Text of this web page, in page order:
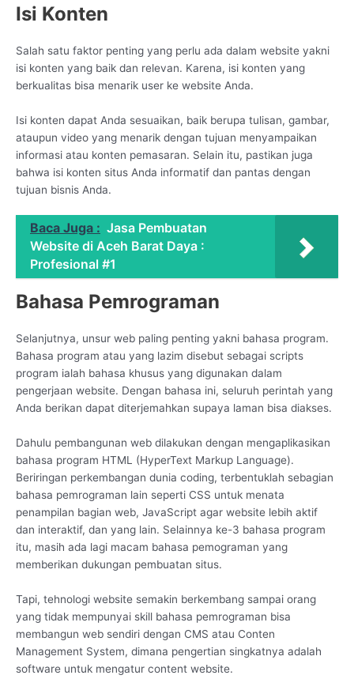
Isi Konten
Salah satu faktor penting yang perlu ada dalam website yakni
isi konten yang baik dan relevan. Karena, isi konten yang
berkualitas bisa menarik user ke website Anda.
Isi konten dapat Anda sesuaikan, baik berupa tulisan, gambar,
ataupun video yang menarik dengan tujuan menyampaikan
informasi atau konten pemasaran. Selain itu, pastikan juga
bahwa isi konten situs Anda informatif dan pantas dengan
tujuan bisnis Anda.
Baca Juga : Jasa Pembuatan
Website di Aceh Barat Daya :
Profesional #1
Bahasa Pemrograman
Selanjutnya, unsur web paling penting yakni bahasa program.
Bahasa program atau yang lazim disebut sebagai scripts
program ialah bahasa khusus yang digunakan dalam
pengerjaan website. Dengan bahasa ini, seluruh perintah yang
Anda berikan dapat diterjemahkan supaya laman bisa diakses.
Dahulu pembangunan web dilakukan dengan mengaplikasikan
bahasa program HTML (HyperText Markup Language).
Beriringan perkembangan dunia coding, terbentuklah sebagian
bahasa pemrograman lain seperti CSS untuk menata
penampilan bagian web, JavaScript agar website lebih aktif
dan interaktif, dan yang lain. Selainnya ke-3 bahasa program
itu, masih ada lagi macam bahasa pemograman yang
memberikan dukungan pembuatan situs.
Tapi, tehnologi website semakin berkembang sampai orang
yang tidak mempunyai skill bahasa pemrograman bisa
membangun web sendiri dengan CMS atau Conten
Management System, dimana pengertian singkatnya adalah
software untuk mengatur content website.